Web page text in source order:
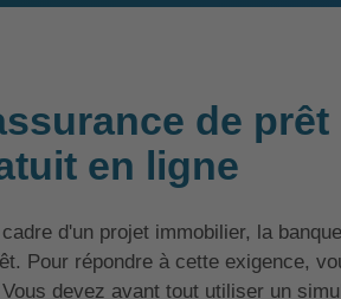
de
en ligne
d'un projet immobilier, la
Pour répondre à cette exigence,
devez avant tout utiliser un